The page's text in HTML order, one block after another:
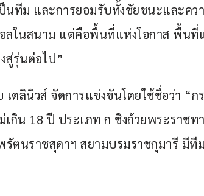
นทีม และการยอมรับทั้งชัยชนะและค
ลในสนาม แต่คือพื้นที่แห่งโอกาส พื้นที่
สู่รุ่นต่อไป”
ดลินิวส์ จัดการแข่งขันโดยใช้ชื่อว่า “
เกิน 18 ปี ประเภท ก ชิงถ้วยพระราช
รัตนราชสุดาฯ สยามบรมราชกุมารี มีที